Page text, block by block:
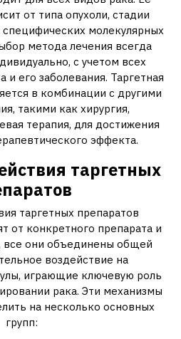
от типа опухоли‚ стадии
специфических молекулярных
метода лечения всегда
с учетом всех
и его заболевания. Таргетная
в комбинации с другими
такими как хирургия‚
терапия‚ для достижения
эффекта.
таргетных
таргетных препаратов
от конкретного препарата и
все они объединены общей
воздействие на
играющие ключевую роль
рака. Эти механизмы
на несколько основных
групп: